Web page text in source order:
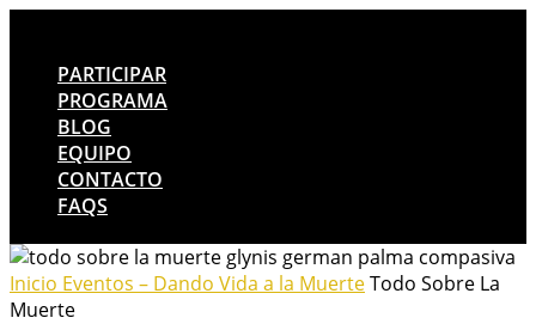
PARTICIPAR
PROGRAMA
BLOG
EQUIPO
CONTACTO
FAQS
Inicio Eventos – Dando Vida a la MuerteTodo Sobre La
Muerte